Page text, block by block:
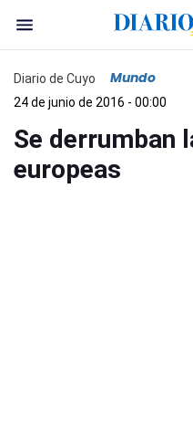
Diario de Cuyo Mundo
24 de junio de 2016 - 00:00
Se derrumban
europeas